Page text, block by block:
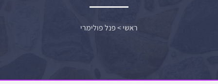
ראשי>פנל פולימרי